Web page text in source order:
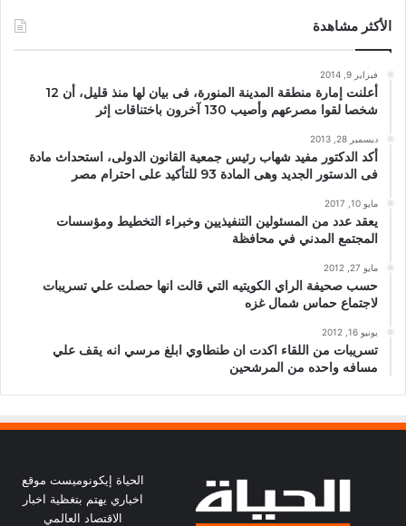
الأكثر مشاهدة
فبراير 9, 2014
أعلنت إمارة منطقة المدينة المنورة، فى بيان لها منذ قليل، أن 12
شخصا لقوا مصرعهم وأصيب 130 آخرون باختناقات إثر
ديسمبر 28, 2013
أكد الدكتور مفيد شهاب رئيس جمعية القانون الدولى، استحداث مادة
فى الدستور الجديد وهى المادة 93 للتأكيد على احترام مصر
مايو 10, 2017
يعقد عدد من المسئولين التنفيذيين وخبراء التخطيط ومؤسسات
المجتمع المدني في محافظة
مايو 27, 2012
حسب صحيفة الراي الكويتيه التي قالت انها حصلت علي تسريبات
لاجتماع حماس شمال غزه
يونيو 16, 2012
تسريبات من اللقاء اكدت ان طنطاوي ابلغ مرسي انه يقف علي
مسافه واحده من المرشحين
الحياة إيكونوميست موقع
اخباري يهتم بتغظية اخبار
الاقتصاد العالمي